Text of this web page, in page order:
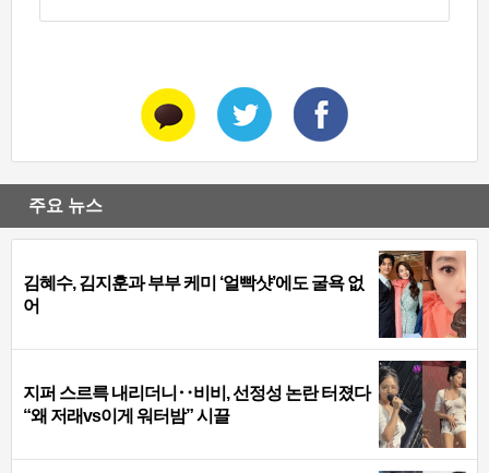
주요 뉴스
김혜수, 김지훈과 부부 케미 ‘얼빡샷’에도 굴욕 없
어
지퍼 스르륵 내리더니‥비비, 선정성 논란 터졌다
“왜 저래vs이게 워터밤” 시끌